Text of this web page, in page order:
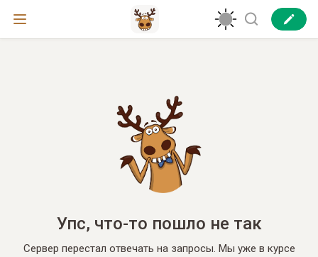
Упс, что-то пошло не так
Сервер перестал отвечать на запросы. Мы уже в курсе